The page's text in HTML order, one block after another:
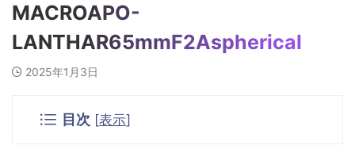
MACROAPO-
LANTHAR65mmF2Aspherical
2025年1月3日
目次 [表示]